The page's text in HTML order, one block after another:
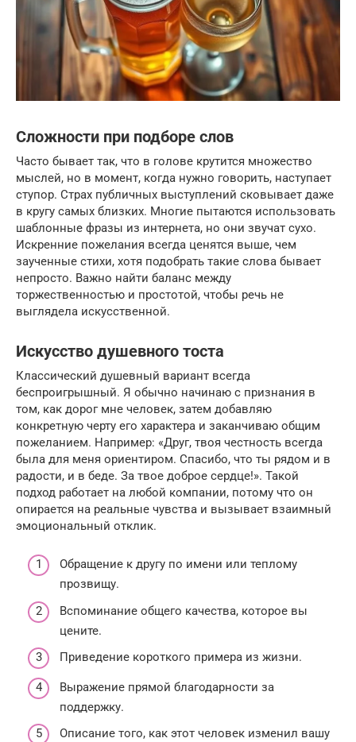
Сложности при подборе слов
Часто бывает так, что в голове крутится множество
мыслей, но в момент, когда нужно говорить, наступает
ступор. Страх публичных выступлений сковывает даже
в кругу самых близких. Многие пытаются использовать
шаблонные фразы из интернета, но они звучат сухо.
Искренние пожелания всегда ценятся выше, чем
заученные стихи, хотя подобрать такие слова бывает
непросто. Важно найти баланс между
торжественностью и простотой, чтобы речь не
выглядела искусственной.
Искусство душевного тоста
Классический душевный вариант всегда
беспроигрышный. Я обычно начинаю с признания в
том, как дорог мне человек, затем добавляю
конкретную черту его характера и заканчиваю общим
пожеланием. Например: «Друг, твоя честность всегда
была для меня ориентиром. Спасибо, что ты рядом и в
радости, и в беде. За твое доброе сердце!». Такой
подход работает на любой компании, потому что он
опирается на реальные чувства и вызывает взаимный
эмоциональный отклик.
Обращение к другу по имени или теплому
прозвищу.
Вспоминание общего качества, которое вы
цените.
Приведение короткого примера из жизни.
Выражение прямой благодарности за
поддержку.
Описание того, как этот человек изменил вашу